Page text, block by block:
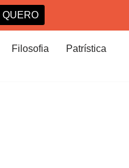
Filosofia
Patrística